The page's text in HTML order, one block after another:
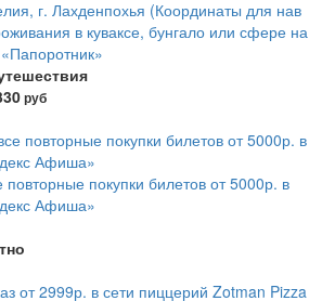
в куваксе, бунгало или сфере на
руб
повторные покупки билетов от 5000р. в
Афиша»